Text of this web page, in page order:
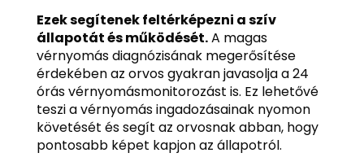
Ezek segítenek feltérképezni a szív
állapotát és működését.A magas
vérnyomás diagnózisának megerősítése
érdekében az orvos gyakran javasolja a 24
órás vérnyomásmonitorozást is. Ez lehetővé
teszi a vérnyomás ingadozásainak nyomon
követését és segít az orvosnak abban, hogy
pontosabb képet kapjon az állapotról.